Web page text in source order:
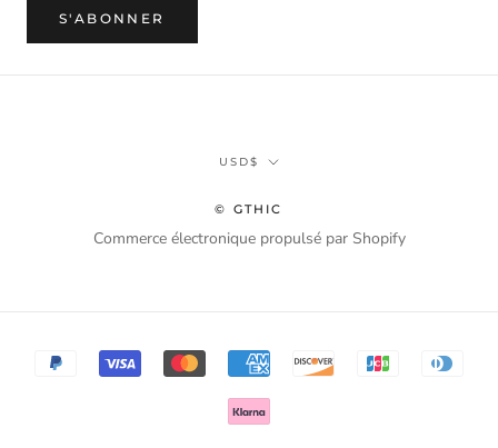
S'ABONNER
Monnaie
USD$
© GTHIC
Commerce électronique propulsé par Shopify